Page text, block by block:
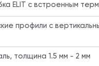
ELIT с встроенным
профили с
толщина 1.5 мм - 2 мм